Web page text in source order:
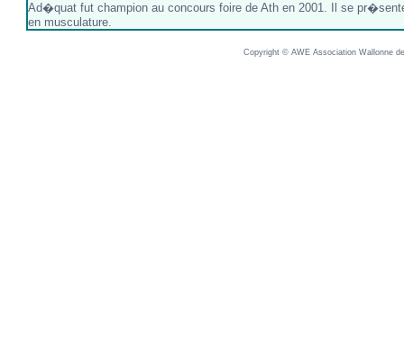
Ad�quat fut champion au concours foire de Ath en 2001. Il se
en musculature.
Copyright © AWE Association Wallonne